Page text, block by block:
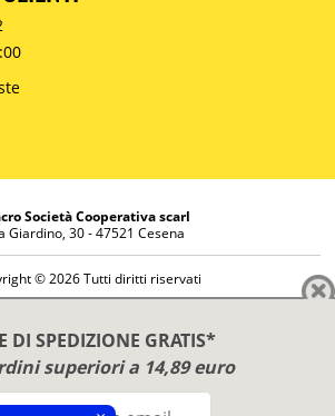
DI SPEDIZIONE GRATIS*
superiori a 14,89 euro
Società Cooperativa scarl
Giardino, 30 - 47521 Cesena
© 2026 Tutti diritti riservati
Diritto di reso
Disclaimer
Privacy Policy